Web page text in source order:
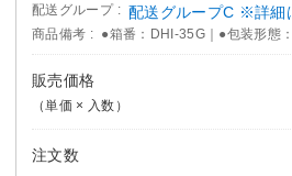
配送グループ
配送グループC ※詳細
商品備考 ●箱番：DHI-35G｜●包装形態
販売価格
（単価 × 入数）
注文数